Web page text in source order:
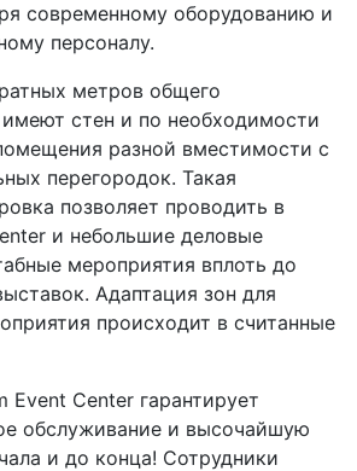
современному оборудованию и
персоналу.
метров общего
имеют стен и по необходимости
разной вместимости с
перегородок. Такая
позволяет проводить в
и небольшие деловые
мероприятия вплоть до
Адаптация зон для
происходит в считанные
Event Center гарантирует
обслуживание и высочайшую
и до конца! Сотрудники